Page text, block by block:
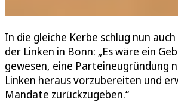
In die gleiche Kerbe schlug nun
der Linken in Bonn: „Es wäre ein
gewesen, eine Parteineugründung
Linken heraus vorzubereiten und
Mandate zurückzugeben.“